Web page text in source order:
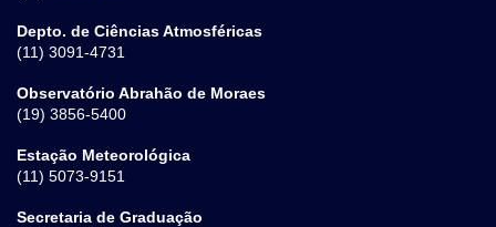
Depto. de Ciências Atmosféricas
(11) 3091-4731
Observatório Abrahão de Moraes
(19) 3856-5400
Estação Meteorológica
(11) 5073-9151
Secretaria de Graduação